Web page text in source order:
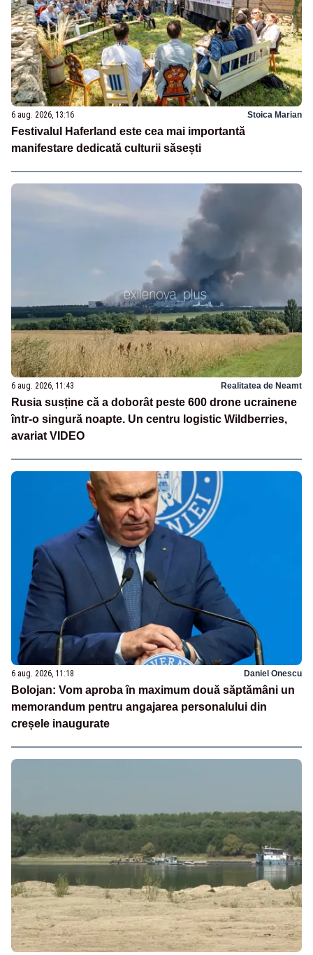
6 aug. 2026, 13:16 Stoica Marian
Festivalul Haferland este cea mai importantă
manifestare dedicată culturii săsești
6 aug. 2026, 11:43 Realitatea de Neamt
Rusia susține că a doborât peste 600 drone ucrainene
într-o singură noapte. Un centru logistic Wildberries,
avariat VIDEO
6 aug. 2026, 11:18 Daniel Onescu
Bolojan: Vom aproba în maximum două săptămâni un
memorandum pentru angajarea personalului din
creșele inaugurate